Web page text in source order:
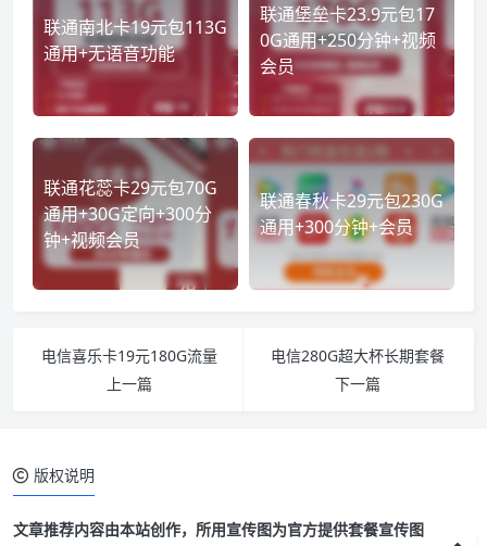
联通南北卡19元包113G
通用+无语音功能
联通堡垒卡23.9元包17
0G通用+250分钟+视频
会员
联通花蕊卡29元包70G
通用+30G定向+300分
钟+视频会员
联通春秋卡29元包230G
通用+300分钟+会员
电信喜乐卡19元180G流量
上一篇
电信280G超大杯长期套餐
下一篇
版权说明
文章推荐内容由本站创作，所用宣传图为官方提供套餐宣传图